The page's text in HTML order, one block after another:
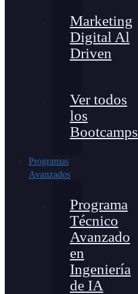
Marketing
Digital Al
Driven
Ver todos
los
Bootcamps
Programas
Avanzados
Programa
Técnico
Avanzado
en
Ingeniería
de IA